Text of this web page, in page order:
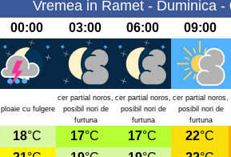
Vremea in Ramet - Duminica -
00:00 03:00 06:00 09:00
ploaie cu fulgere
cer partial noros,
posibil nori de
furtuna
cer partial noros,
posibil nori de
furtuna
cer partial noros,
posibil nori de
furtuna
18°C 17°C 17°C 22°C